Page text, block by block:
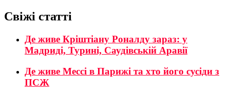
Свіжі статті
Де живе Кріштіану Роналду зараз: у
Мадриді, Турині, Саудівській Аравії
Де живе Мессі в Парижі та хто його сусіди з
ПСЖ